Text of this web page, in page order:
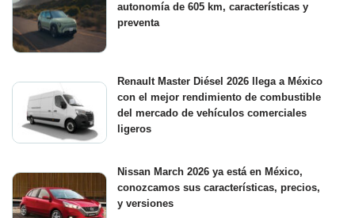
autonomía de 605 km, características y
preventa
Renault Master Diésel 2026 llega a México
con el mejor rendimiento de combustible
del mercado de vehículos comerciales
ligeros
Nissan March 2026 ya está en México,
conozcamos sus características, precios,
y versiones